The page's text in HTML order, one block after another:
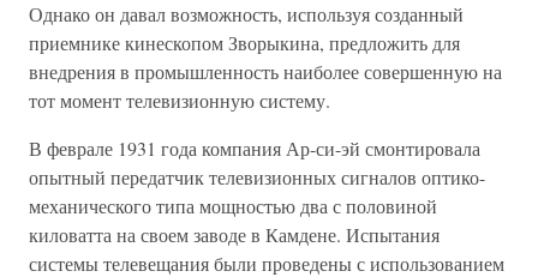
Однако он давал возможность, используя созданный
приемнике кинескопом Зворыкина, предложить для
внедрения в промышленность наиболее совершенную на
тот момент телевизионную систему.
В феврале 1931 года компания Ар-си-эй смонтировала
опытный передатчик телевизионных сигналов оптико-
механического типа мощностью два с половиной
киловатта на своем заводе в Камдене. Испытания
системы телевещания были проведены с использованием